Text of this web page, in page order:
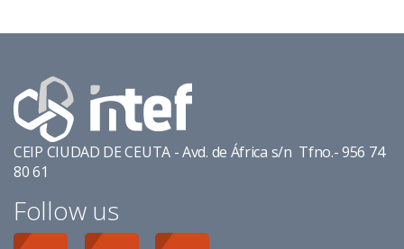
CEIP CIUDAD DE CEUTA - Avd. de África s/n Tfno.- 956 74
80 61
Follow us